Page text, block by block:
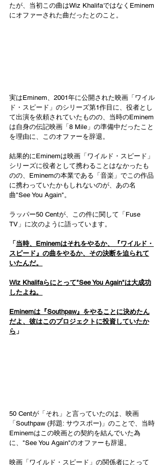
たが、当初この曲はWiz KhalifaではなくEminem
にオファーされた曲だったとのこと。
実はEminem、2001年に公開された映画「ワイル
ド・スピード」のシリーズ第1作目に、役者とし
て出演を依頼されていたものの、当時のEminem
は自身の伝記映画「8 Mile」の準備中だったこと
を理由に、このオファーを辞退。
結果的にEminemは映画「ワイルド・スピード」
シリーズに役者として携わることはなかったも
のの、Eminemの本業である「音楽」でこの作品
に携わっていたかもしれないのが、あの名
曲"See You Again"。
ラッパー50 Centが、この件に関して「Fuse
TV」に次のように語っています。
「当時、Eminemはそれをやるか、『ワイルド・
スピード』の曲をやるか、その決断を迫られて
いたんだ。
Wiz Khalifaらにとって"See You Again"は大成功
したよね。
Eminemは『Southpaw』をやることに決めたん
だよ、彼はこのプロジェクトに投資していたか
ら 」
50 Centが「それ」と言っていたのは、映画
「Southpaw (邦題: サウスポー)」のことで、当時
Eminemはこの映画との契約を結んでいた為
に、"See You Again"のオファーも辞退。
映画「ワイルド・スピード」の関係者にとって